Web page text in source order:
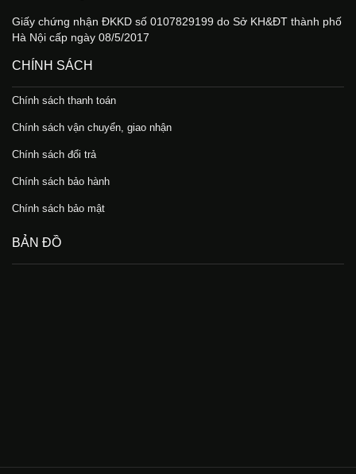
Giấy chứng nhận ĐKKD số 0107829199 do Sở KH&ĐT thành phố
Hà Nội cấp ngày 08/5/2017
CHÍNH SÁCH
Chính sách thanh toán
Chính sách vận chuyển, giao nhận
Chính sách đổi trả
Chính sách bảo hành
Chính sách bảo mật
BẢN ĐỒ